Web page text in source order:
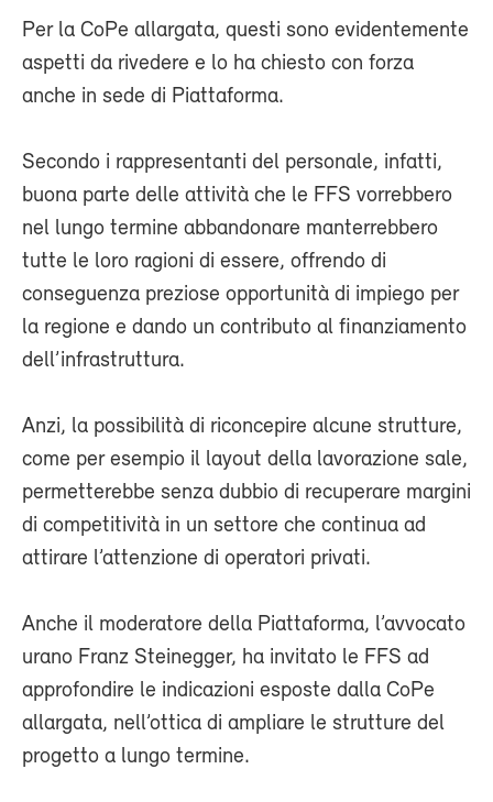
Per la CoPe allargata, questi sono evidentemente
aspetti da rivedere e lo ha chiesto con forza
anche in sede di Piattaforma.
Secondo i rappresentanti del personale, infatti,
buona parte delle attività che le FFS vorrebbero
nel lungo termine abbandonare manterrebbero
tutte le loro ragioni di essere, offrendo di
conseguenza preziose opportunità di impiego per
la regione e dando un contributo al finanziamento
dell’infrastruttura.
Anzi, la possibilità di riconcepire alcune strutture,
come per esempio il layout della lavorazione sale,
permetterebbe senza dubbio di recuperare margini
di competitività in un settore che continua ad
attirare l’attenzione di operatori privati.
Anche il moderatore della Piattaforma, l’avvocato
urano Franz Steinegger, ha invitato le FFS ad
approfondire le indicazioni esposte dalla CoPe
allargata, nell’ottica di ampliare le strutture del
progetto a lungo termine.